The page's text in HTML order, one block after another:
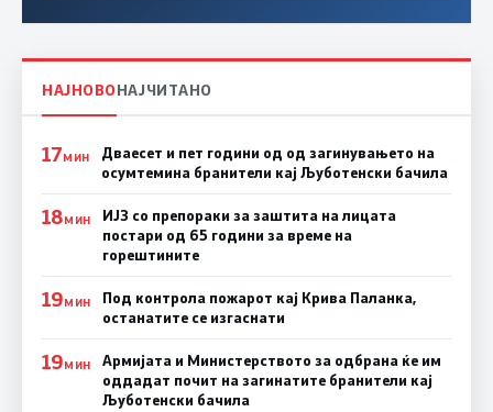
НАЈНОВОНАЈЧИТАНО
17МИН
Дваесет и пет години од од загинувањето на
осумтемина бранители кај Љуботенски бачила
18МИН
ИЈЗ со препораки за заштита на лицата
постари од 65 години за време на
горештините
19МИН
Под контрола пожарот кај Крива Паланка,
останатите се изгаснати
19МИН
Армијата и Министерството за одбрана ќе им
оддадат почит на загинатите бранители кај
Љуботенски бачила